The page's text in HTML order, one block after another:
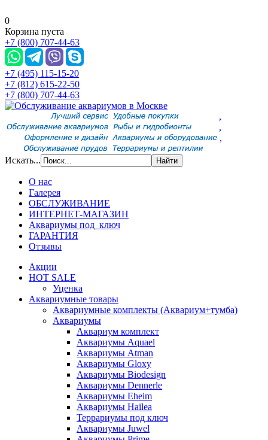
0
Корзина пуста
+7 (800) 707-44-63
+7 (495) 115-15-20
+7 (812) 615-22-50
+7 (800) 707-44-63
,
,
,
Искать...
О нас
Галерея
ОБСЛУЖИВАНИЕ
ИНТЕРНЕТ-МАГАЗИН
Аквариумы под ключ
ГАРАНТИЯ
Отзывы
Акции
HOT SALE
Уценка
Аквариумные товары
Аквариумные комплекты (Аквариум+тумба)
Аквариумы
Аквариум комплект
Аквариумы Aquael
Аквариумы Atman
Аквариумы Gloxy
Аквариумы Biodesign
Аквариумы Dennerle
Аквариумы Eheim
Аквариумы Hailea
Террариумы под ключ
Аквариумы Juwel